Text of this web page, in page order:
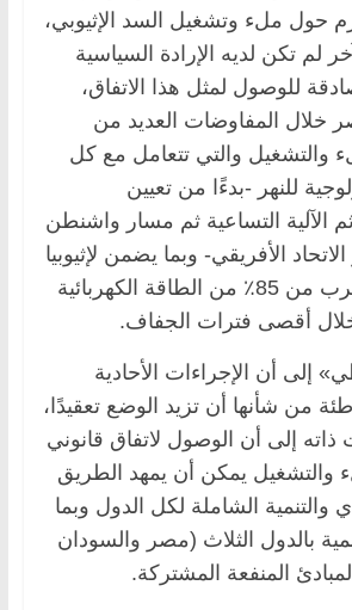
حول ملء وتشغيل السد الإثيوبي،
لم تكن لديه الإرادة السياسية
للوصول لمثل هذا الاتفاق،
المفاوضات العديد من
والتشغيل والتي تتعامل مع كل
للنهر -بدءًا من تعيين
الآلية التساعية ثم مسار واشنطن
الأفريقي- وبما يضمن لإثيوبيا
توليد وإنتاج ما يقرب من 85٪؜ من الطاقة الكهربائية
أقصى فترات الجفاف.
إلى أن الإجراءات الأحادية
من شأنها أن تزيد الوضع تعقيدًا،
إلى أن الوصول لاتفاق قانوني
والتشغيل يمكن أن يمهد الطريق
والتنمية الشاملة لكل الدول وبما
بالدول الثلاث (مصر والسودان
لمبادئ المنفعة المشتركة.